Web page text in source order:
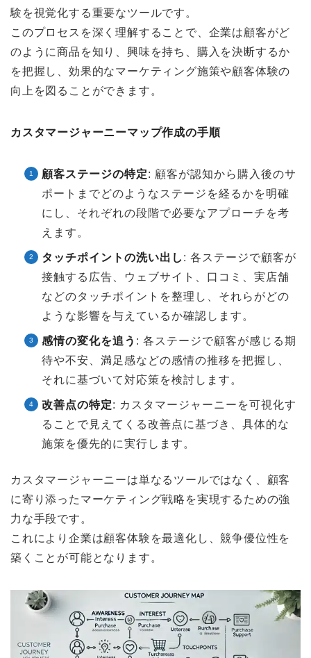
験を視覚化する重要なツールです。
このプロセスを深く理解することで、企業は顧客がど
のように商品を知り、興味を持ち、購入を決断するか
を把握し、効果的なマーケティング施策や顧客体験の
向上を図ることができます。
カスタマージャーニーマップ作成の手順
顧客ステージの特定: 顧客が認知から購入後のサ
ポートまでどのようなステージを経るかを明確
にし、それぞれの段階で必要なアプローチを考
えます。
タッチポイントの洗い出し : 各ステージで顧客が
接触する広告、ウェブサイト、口コミ、実店舗
などのタッチポイントを整理し、それらがどの
ような影響を与えているか確認します。
感情の変化を追う : 各ステージで顧客が感じる期
待や不安、満足感などの感情の推移を把握し、
それに基づいて対応策を検討します。
改善点の特定: カスタマージャーニーを可視化す
ることで見えてくる改善点に基づき、具体的な
施策を優先的に実行します。
カスタマージャーニーは単なるツールではなく、顧客
に寄り添ったマーケティング戦略を実現するための強
力な手段です。
これにより企業は顧客体験を最適化し、競争優位性を
築くことが可能となります。